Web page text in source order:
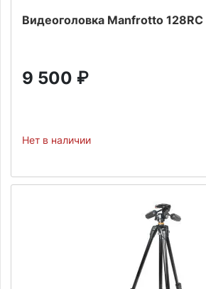
Видеоголовка Manfrotto 128RC
9 500 ₽
Нет в наличии